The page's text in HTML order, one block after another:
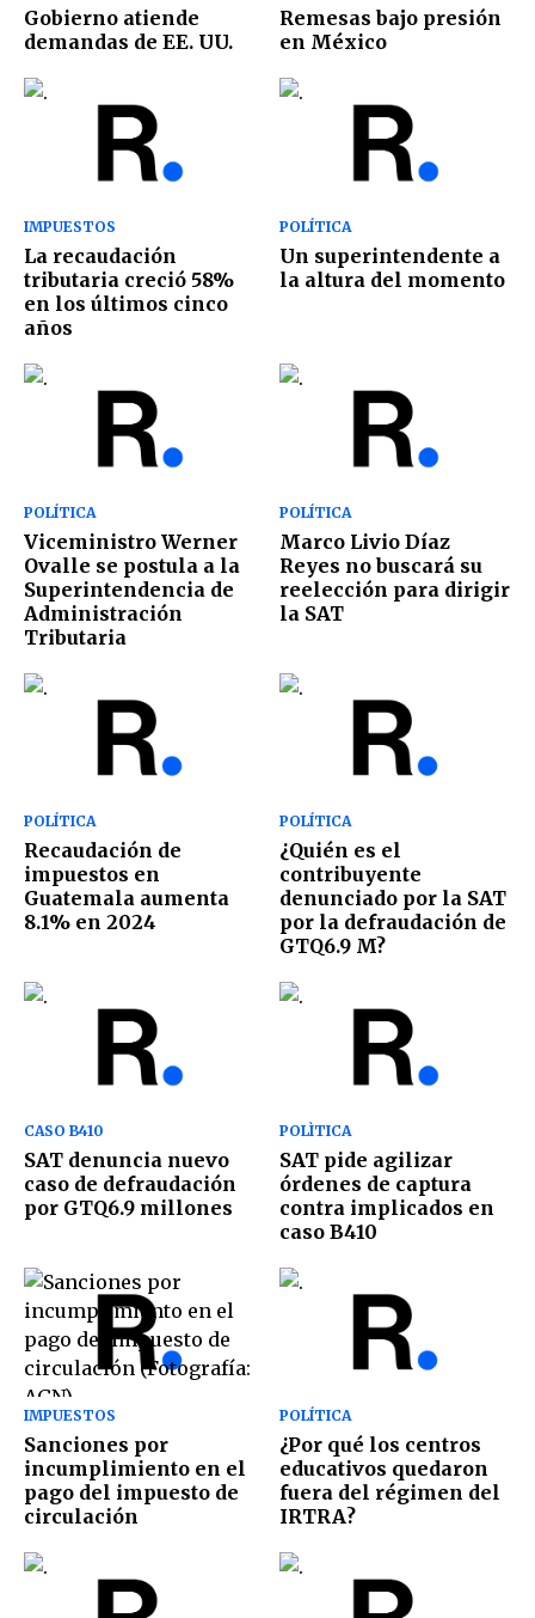
Gobierno atiende
demandas de EE. UU.
Remesas bajo presión
en México
IMPUESTOS
La recaudación
tributaria creció 58%
en los últimos cinco
años
POLÍTICA
Un superintendente a
la altura del momento
POLÍTICA
Viceministro Werner
Ovalle se postula a la
Superintendencia de
Administración
Tributaria
POLÍTICA
Marco Livio Díaz
Reyes no buscará su
reelección para dirigir
la SAT
POLÍTICA
Recaudación de
impuestos en
Guatemala aumenta
8.1% en 2024
POLÍTICA
¿Quién es el
contribuyente
denunciado por la SAT
por la defraudación de
GTQ6.9 M?
CASO B410
SAT denuncia nuevo
caso de defraudación
por GTQ6.9 millones
POLÌTICA
SAT pide agilizar
órdenes de captura
contra implicados en
caso B410
IMPUESTOS
Sanciones por
incumplimiento en el
pago del impuesto de
circulación
POLÍTICA
¿Por qué los centros
educativos quedaron
fuera del régimen del
IRTRA?